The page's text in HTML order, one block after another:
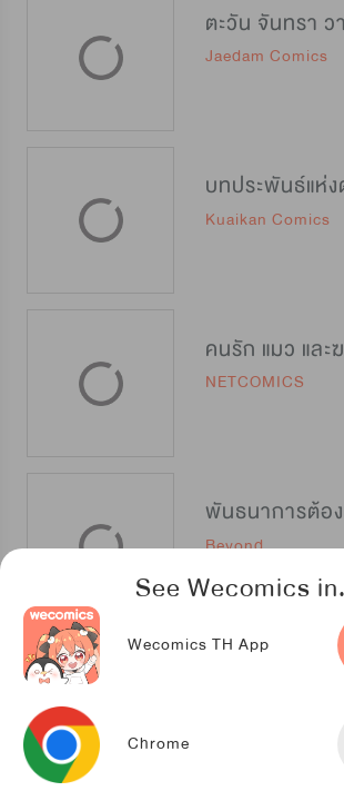
See Wecomics
Wecomics TH App
Chrome
ตะวัน จันทรา ว
Jaedam Comics
บทประพันธ์แห่
Kuaikan Comics
คนรัก แมว และ
NETCOMICS
พันธนาการต้อ
Beyond
สองรัก หนึ่งหัว